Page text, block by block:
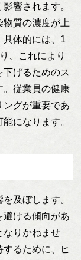
響されます。
質の濃度が上
具体的には、1
、これにより
げるためのス
。従業員の健康
ングが重要であ
になります。
及ぼします。
避ける傾向があ
なりかねませ
るために、ヒ